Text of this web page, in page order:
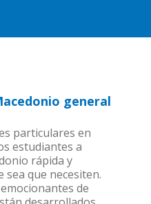
general
particulares en
estudiantes a
rápida y
sea que necesiten.
de